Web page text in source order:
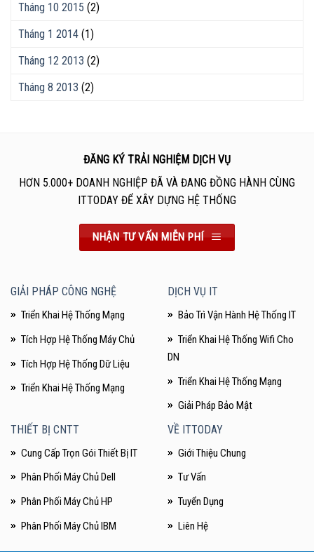
Tháng 10 2015 (2)
Tháng 1 2014 (1)
Tháng 12 2013 (2)
Tháng 8 2013 (2)
ĐĂNG KÝ TRẢI NGHIỆM DỊCH VỤ
HƠN 5.000+ DOANH NGHIỆP ĐÃ VÀ ĐANG ĐỒNG HÀNH CÙNG
ITTODAY ĐỂ XÂY DỰNG HỆ THỐNG
NHẬN TƯ VẤN MIỄN PHÍ
GIẢI PHÁP CÔNG NGHỆ
Triển Khai Hệ Thống Mạng
Tích Hợp Hệ Thống Máy Chủ
Tích Hợp Hệ Thống Dữ Liệu
Triển Khai Hệ Thống Mạng
DỊCH VỤ IT
Bảo Trì Vận Hành Hệ Thống IT
Triển Khai Hệ Thống Wifi Cho
DN
Triển Khai Hệ Thống Mạng
Giải Pháp Bảo Mật
THIẾT BỊ CNTT
Cung Cấp Trọn Gói Thiết Bị IT
Phân Phối Máy Chủ Dell
Phân Phối Máy Chủ HP
Phân Phối Máy Chủ IBM
VỀ ITTODAY
Giới Thiệu Chung
Tư Vấn
Tuyển Dụng
Liên Hệ